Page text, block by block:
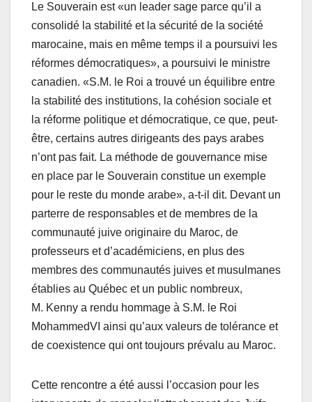
Le Souverain est «un leader sage parce qu’il a
consolidé la stabilité et la sécurité de la société
marocaine, mais en même temps il a poursuivi les
réformes démocratiques», a poursuivi le ministre
canadien. «S.M. le Roi a trouvé un équilibre entre
la stabilité des institutions, la cohésion sociale et
la réforme politique et démocratique, ce que, peut-
être, certains autres dirigeants des pays arabes
n’ont pas fait. La méthode de gouvernance mise
en place par le Souverain constitue un exemple
pour le reste du monde arabe», a-t-il dit. Devant un
parterre de responsables et de membres de la
communauté juive originaire du Maroc, de
professeurs et d’académiciens, en plus des
membres des communautés juives et musulmanes
établies au Québec et un public nombreux,
M. Kenny a rendu hommage à S.M. le Roi
MohammedVI ainsi qu’aux valeurs de tolérance et
de coexistence qui ont toujours prévalu au Maroc.
Cette rencontre a été aussi l’occasion pour les